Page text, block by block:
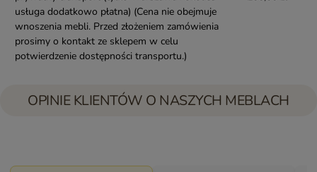
usługa dodatkowo płatna) (Cena nie obejmuje
wnoszenia mebli. Przed złożeniem zamówienia
prosimy o kontakt ze sklepem w celu
potwierdzenie dostępności transportu.)
OPINIE KLIENTÓW O NASZYCH MEBLACH